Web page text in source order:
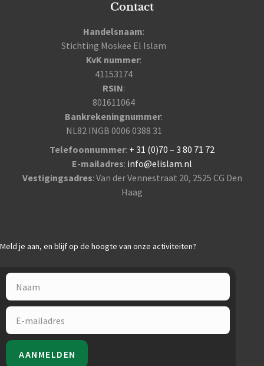
Contact
Handelsnaam:
Stichting Moskee El Islam
KvK nummer:
41153174
RSIN:
801611064
Bankrekeningnummer:
NL82 INGB 0006 0388 31
Telefoonnummer: + 31 (0)70 – 3 80 71 72
E-mailadres: info@elislam.nl
Vestigingsadres: Van der Vennestraat 20, 2525 CG Den
Haag
Meld je aan, en blijf op de hoogte van onze activiteiten?
AANMELDEN